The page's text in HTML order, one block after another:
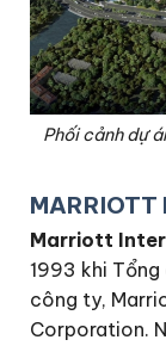
Phối cảnh dự
MARRIOTT
Marriott
1993 khi
công ty,
Corporation.